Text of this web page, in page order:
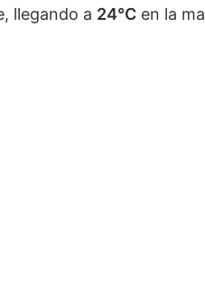
llegando a 24°C en la